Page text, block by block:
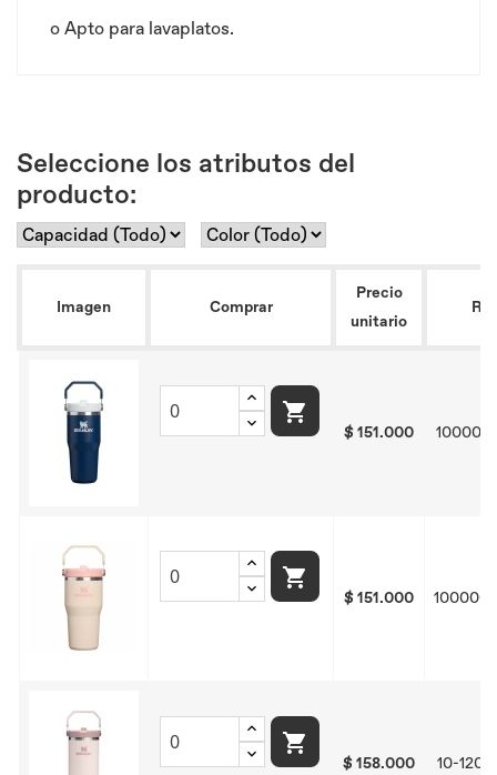
o Apto para lavaplatos.
Seleccione los atributos del
producto:
Imagen Comprar
Precio
unitario

$ 151.000

$ 151.000

$ 158.000 10-